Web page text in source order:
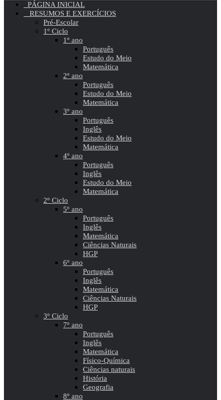
PÁGINA INICIAL
RESUMOS E EXERCÍCIOS
Pré-Escolar
1º Ciclo
1º ano
Português
Estudo do Meio
Matemática
2º ano
Português
Estudo do Meio
Matemática
3º ano
Português
Inglês
Estudo do Meio
Matemática
4º ano
Português
Inglês
Estudo do Meio
Matemática
2º Ciclo
5º ano
Português
Inglês
Matemática
Ciências Naturais
HGP
6º ano
Português
Inglês
Matemática
Ciências Naturais
HGP
3º Ciclo
7º ano
Português
Inglês
Matemática
Físico-Química
Ciências naturais
História
Geografia
8º ano